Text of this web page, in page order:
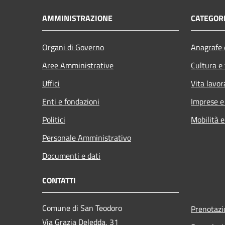
AMMINISTRAZIONE
Organi di Governo
Aree Amministrative
Uffici
Enti e fondazioni
Politici
Personale Amministrativo
Documenti e dati
Cultura
Vita
Imprese
Mobilità
CONTATTI
Comune di San Teodoro
Via Grazia Deledda, 31